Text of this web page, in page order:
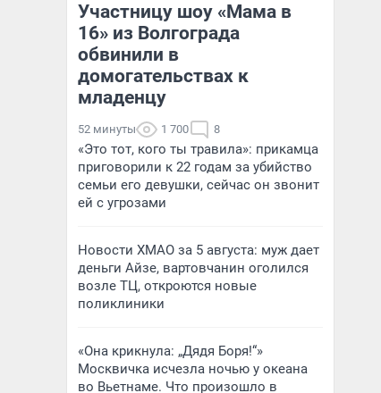
Участницу шоу «Мама в
16» из Волгограда
обвинили в
домогательствах к
младенцу
52 минуты 1 700 8
«Это тот, кого ты травила»: прикамца
приговорили к 22 годам за убийство
семьи его девушки, сейчас он звонит
ей с угрозами
Новости ХМАО за 5 августа: муж дает
деньги Айзе, вартовчанин оголился
возле ТЦ, откроются новые
поликлиники
«Она крикнула: „Дядя Боря!“»
Москвичка исчезла ночью у океана
во Вьетнаме. Что произошло в